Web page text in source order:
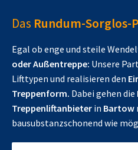
Das Rundum-Sorglos-
Egal ob enge und steile
oder Außentreppe: Unsere
Lifttypen und realisieren den
Treppenform. Dabei gehen die
Treppenliftanbieter in Bartow
bausubstanzschonend wie